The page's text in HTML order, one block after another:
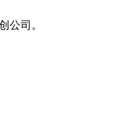
公司。